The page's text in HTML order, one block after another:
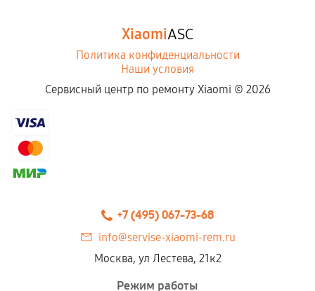
XiaomiASC
Политика конфиденциальности
Наши условия
Сервисный центр по ремонту Xiaomi © 2026
+7 (495) 067-73-68
info@servise-xiaomi-rem.ru
Москва, ул Лестева, 21к2
Режим работы